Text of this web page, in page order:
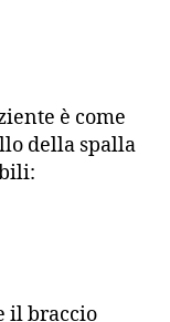
è come
della spalla
il braccio